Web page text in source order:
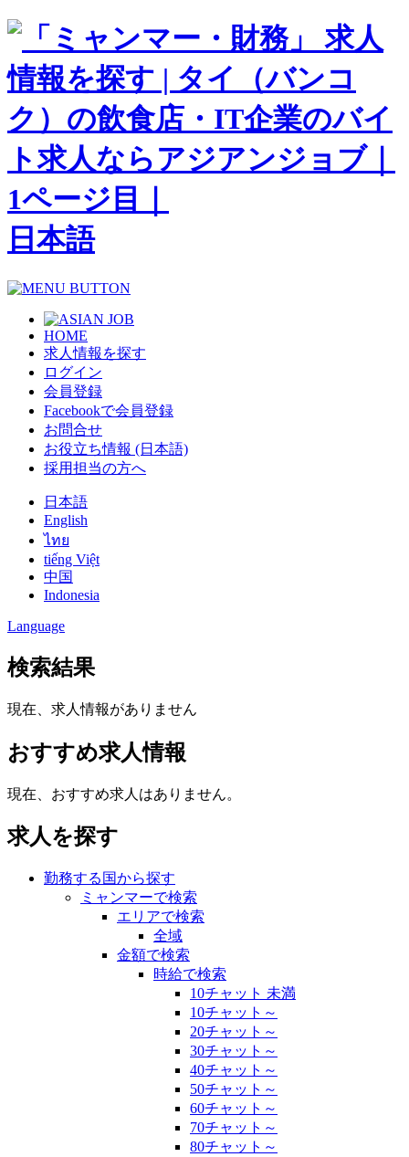
日本語
HOME
求人情報を探す
ログイン
会員登録
Facebookで会員登録
お問合せ
お役立ち情報 (日本語)
採用担当の方へ
日本語
English
ไทย
tiếng Việt
中国
Indonesia
Language
検索結果
現在、求人情報がありません
おすすめ求人情報
現在、おすすめ求人はありません。
求人を探す
勤務する国から探す
ミャンマーで検索
エリアで検索
全域
金額で検索
時給で検索
10チャット 未満
10チャット～
20チャット～
30チャット～
40チャット～
50チャット～
60チャット～
70チャット～
80チャット～